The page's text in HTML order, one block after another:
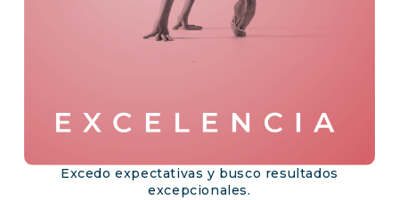
Excedo expectativas y busco resultados
excepcionales.